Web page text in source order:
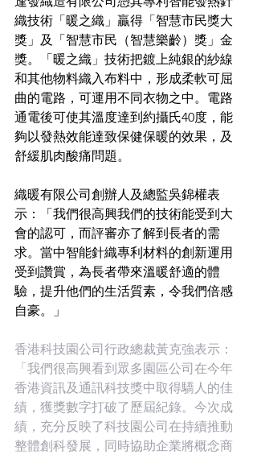
織技術「暖之織」贏得「智慧市民獎大
獎」及「智慧市民（智慧樂齡）獎」金
獎。「暖之織」技術把鍍上純銀的紗線
和其他物料織入布料中，形成柔軟可屈
曲的電路，可運用不同衣物之中。電路
通電後可使其溫度達到約攝氏40度，能
夠以發熱效能達致保健保暖的效果，及
舒緩肌肉酸痛問題。
織暖有限公司創辦人及總監吳錦權表
示：「我們很高興我們的技術能受到大
會的認可，而評審亦了解到長者的需
求。當中智能針織專利材料的創新運用
受到讚賞，為長者帶來溫暖舒適的體
驗，提升他們的生活質素，令我們倍感
自豪。」
香港科技園公司行政總裁黃克強表示：
「我們很高興看到眾多園區公司在今年
香港資訊及通訊科技獎中取得驕人的佳
績，獲獎數字打破了歷屆紀錄。今次成
績，充分反映了科技園公司在持續推動
整體創科發展，同時協助企業將概念商